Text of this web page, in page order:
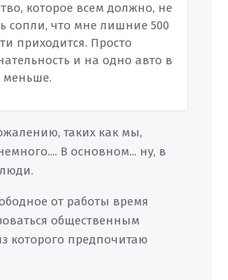
которое всем должно, не
сопли, что мне лишние 500
приходится. Просто
и на одно авто в
меньше.
таких как мы,
В основном... ну, в
от работы время
общественным
которого предпочитаю